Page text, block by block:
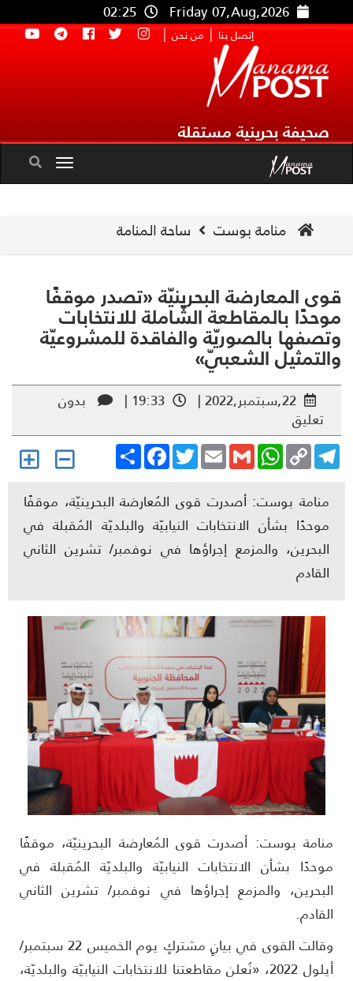
Friday 07,Aug,2026
02:25
إتصل بنا | من نحن |
صحيفة بحرينية مستقلة
Toggle
navigation
منامة بوست ساحة المنامة
المعارضة البحرينيّة «تصدر موقفًا
بالمقاطعة الشّاملة للانتخابات
بالصوريّة والفاقدة للمشروعيّة
الشعبيّ»
22,سبتمبر,2022 | 19:33 |
بدون
تعليق
Share
FacebookTwitterEmailGmail
WhatsAppCopy
Link
منامة بوست: أصدرت قوى المُعارضة البحرينيّة، موقفًا
موحدًا بشأن الانتخابات النيابيّة والبلديّة المُقبلة في
البحرين، والمزمع إجراؤها في نوفمبر/ تشرين الثاني
القادم
بوست: أصدرت قوى المُعارضة البحرينيّة، موقفًا
بشأن الانتخابات النيابيّة والبلديّة المُقبلة في
والمزمع إجراؤها في نوفمبر/ تشرين الثاني
وقالت القوى في بيانٍ مشتركٍ يوم الخميس 22 سبتمبر/
أيلول 2022، «نُعلن مقاطعتنا للانتخابات النيابيّة والبلديّة،